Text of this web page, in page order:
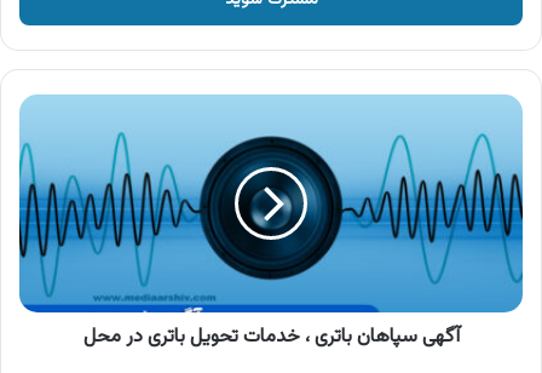
وارد
کنید
آگهی
سپاهان
باتری
،
خدمات
تحویل
باتری
در
محل
آگهی سپاهان باتری ، خدمات تحویل باتری در محل